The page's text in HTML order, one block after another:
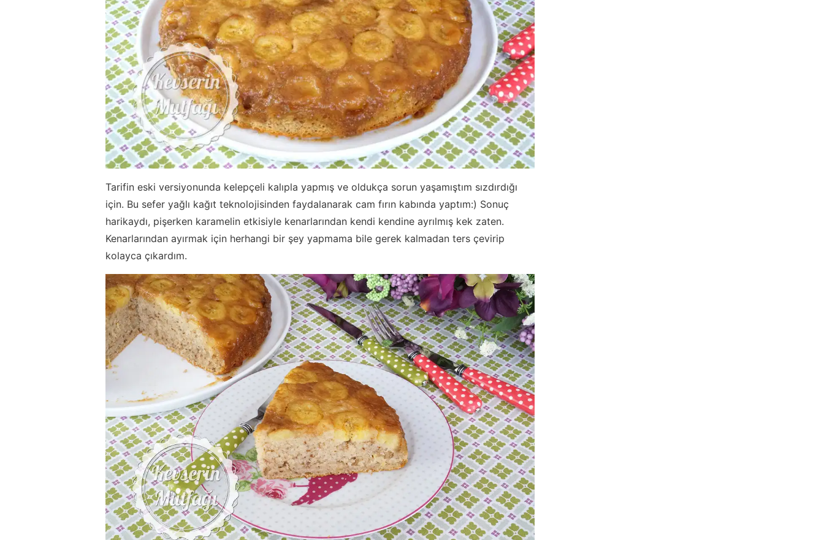
Tarifin eski versiyonunda kelepçeli kalıpla yapmış ve oldukça sorun yaşamıştım sızdırdığı
için. Bu sefer yağlı kağıt teknolojisinden faydalanarak cam fırın kabında yaptım:) Sonuç
harikaydı, pişerken karamelin etkisiyle kenarlarından kendi kendine ayrılmış kek zaten.
Kenarlarından ayırmak için herhangi bir şey yapmama bile gerek kalmadan ters çevirip
kolayca çıkardım.